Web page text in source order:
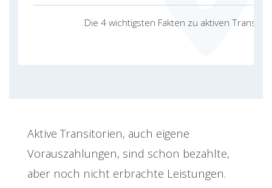
Die 4 wichtigsten Fakten zu aktiven
Aktive Transitorien, auch eigene
Vorauszahlungen, sind schon bezahlte,
aber noch nicht erbrachte Leistungen.